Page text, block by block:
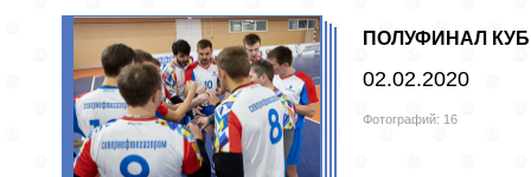
ПОЛУФИНАЛ
02.02.2020
Фотографий: 16